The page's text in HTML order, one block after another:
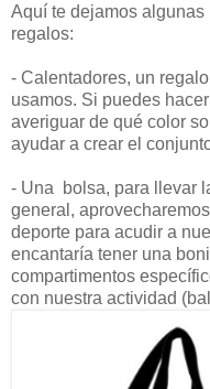
Aquí te dejamos
regalos:
- Calentadores, un
usamos. Si puedes
averiguar de qué color
ayudar a crear el
- Una bolsa, para llevar
general,
deporte para acudir a
encantaría tener una
compartimentos
con nuestra actividad